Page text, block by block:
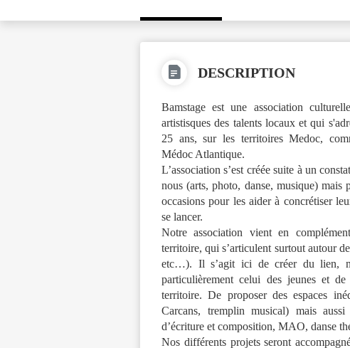
DESCRIPTION
Bamstage est une association
artistisques des talents locaux et qui
25 ans, sur les territoires Medoc,
Médoc Atlantique.
L’association s’est créée suite à un
nous (arts, photo, danse, musique)
occasions pour les aider à concrétiser
se lancer.
Notre association vient en
territoire, qui s’articulent surtout autour
etc…). Il s’agit ici de créer du lien,
particulièrement celui des jeunes et
territoire. De proposer des espaces
Carcans, tremplin musical) mais
d’écriture et composition, MAO, danse
Nos différents projets seront